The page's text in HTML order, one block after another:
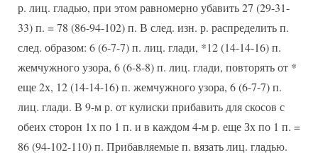
р. лиц. гладью, при этом равномерно убавить 27 (29-31-
33) п. = 78 (86-94-102) п. В след. изн. р. распределить п.
след. образом: 6 (6-7-7) п. лиц. глади, *12 (14-14-16) п.
жемчужного узора, 6 (6-8-8) п. лиц. глади, повторять от *
еще 2х, 12 (14-14-16) п. жемчужного узора, 6 (6-7-7) п.
лиц. глади. В 9-м р. от кулиски прибавить для скосов с
обеих сторон 1х по 1 п. и в каждом 4-м р. еще Зх по 1 п. =
86 (94-102-110) п. Прибавляемые п. вязать лиц. гладью.